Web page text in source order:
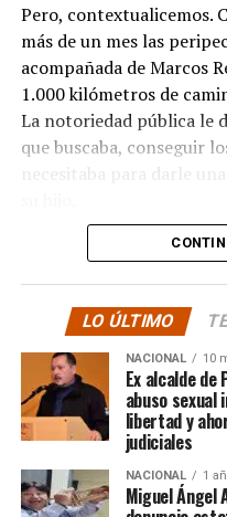
Pero, contextualicemos.
más de un mes las
acompañada de Marcos
1.000 kilómetros de
La notoriedad pública le
que buscaba, conseguir
necesitaba para darle
La solidaridad y empatía
sino que se superó con
cómputo dado a
$3.689.545.200.
Según Camila Gómez,
millones sería
asociados al suministro
millonessolo incluye el
otros gastos
LO ÚLTIMO
NACIONAL 10
Ex alcalde de
abuso sexual
libertad y
judiciales
NACIONAL 1
Miguel Ángel